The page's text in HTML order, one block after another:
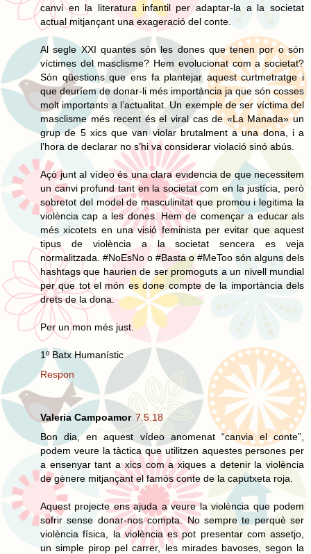
canvi en la literatura infantil per adaptar-la a la societat
actual mitjançant una exageració del conte.
Al segle XXI quantes són les dones que tenen por o són
víctimes del masclisme? Hem evolucionat com a societat?
Són qüestions que ens fa plantejar aquest curtmetratge i
que deuríem de donar-li més importància ja que són cosses
molt importants a l’actualitat. Un exemple de ser víctima del
masclisme més recent és el viral cas de «La Manada» un
grup de 5 xics que van violar brutalment a una dona, i a
l’hora de declarar no s’hi va considerar violació sinó abús.
Açò junt al vídeo és una clara evidencia de que necessitem
un canvi profund tant en la societat com en la justícia, però
sobretot del model de masculinitat que promou i legitima la
violència cap a les dones. Hem de començar a educar als
més xicotets en una visió feminista per evitar que aquest
tipus de violència a la societat sencera es veja
normalitzada. #NoEsNo o #Basta o #MeToo són alguns dels
hashtags que haurien de ser promoguts a un nivell mundial
per que tot el món es done compte de la importància dels
drets de la dona.
Per un mon més just.
1º Batx Humanístic
Respon
Valeria Campoamor 7.5.18
Bon dia, en aquest vídeo anomenat “canvia el conte”,
podem veure la tàctica que utilitzen aquestes persones per
a ensenyar tant a xics com a xiques a detenir la violència
de gènere mitjançant el famós conte de la caputxeta roja.
Aquest projecte ens ajuda a veure la violència que podem
sofrir sense donar-nos compta. No sempre te perquè ser
violència física, la violència es pot presentar com assetjo,
un simple pirop pel carrer, les mirades bavoses, segon la